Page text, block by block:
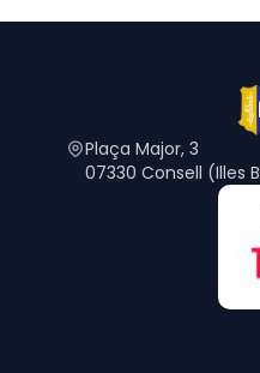
Plaça Major, 3
07330 Consell (Illes